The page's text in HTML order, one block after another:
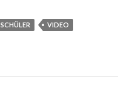
SCHÜLER
VIDEO